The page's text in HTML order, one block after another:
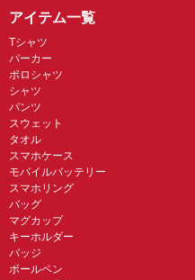
アイテム一覧
Tシャツ
パーカー
ポロシャツ
シャツ
パンツ
スウェット
タオル
スマホケース
モバイルバッテリー
スマホリング
バッグ
マグカップ
キーホルダー
バッジ
ボールペン